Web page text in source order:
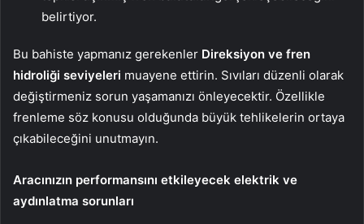
belirtiyor.
Bu bahiste yapmanız gerekenler Direksiyon ve fren
hidroliği seviyeleri muayene ettirin. Sıvıları düzenli olarak
değiştirmeniz sorun yaşamanızı önleyecektir. Özellikle
frenleme söz konusu olduğunda büyük tehlikelerin ortaya
çıkabileceğini unutmayın.
Aracınızın performansını etkileyecek elektrik ve
aydınlatma sorunları